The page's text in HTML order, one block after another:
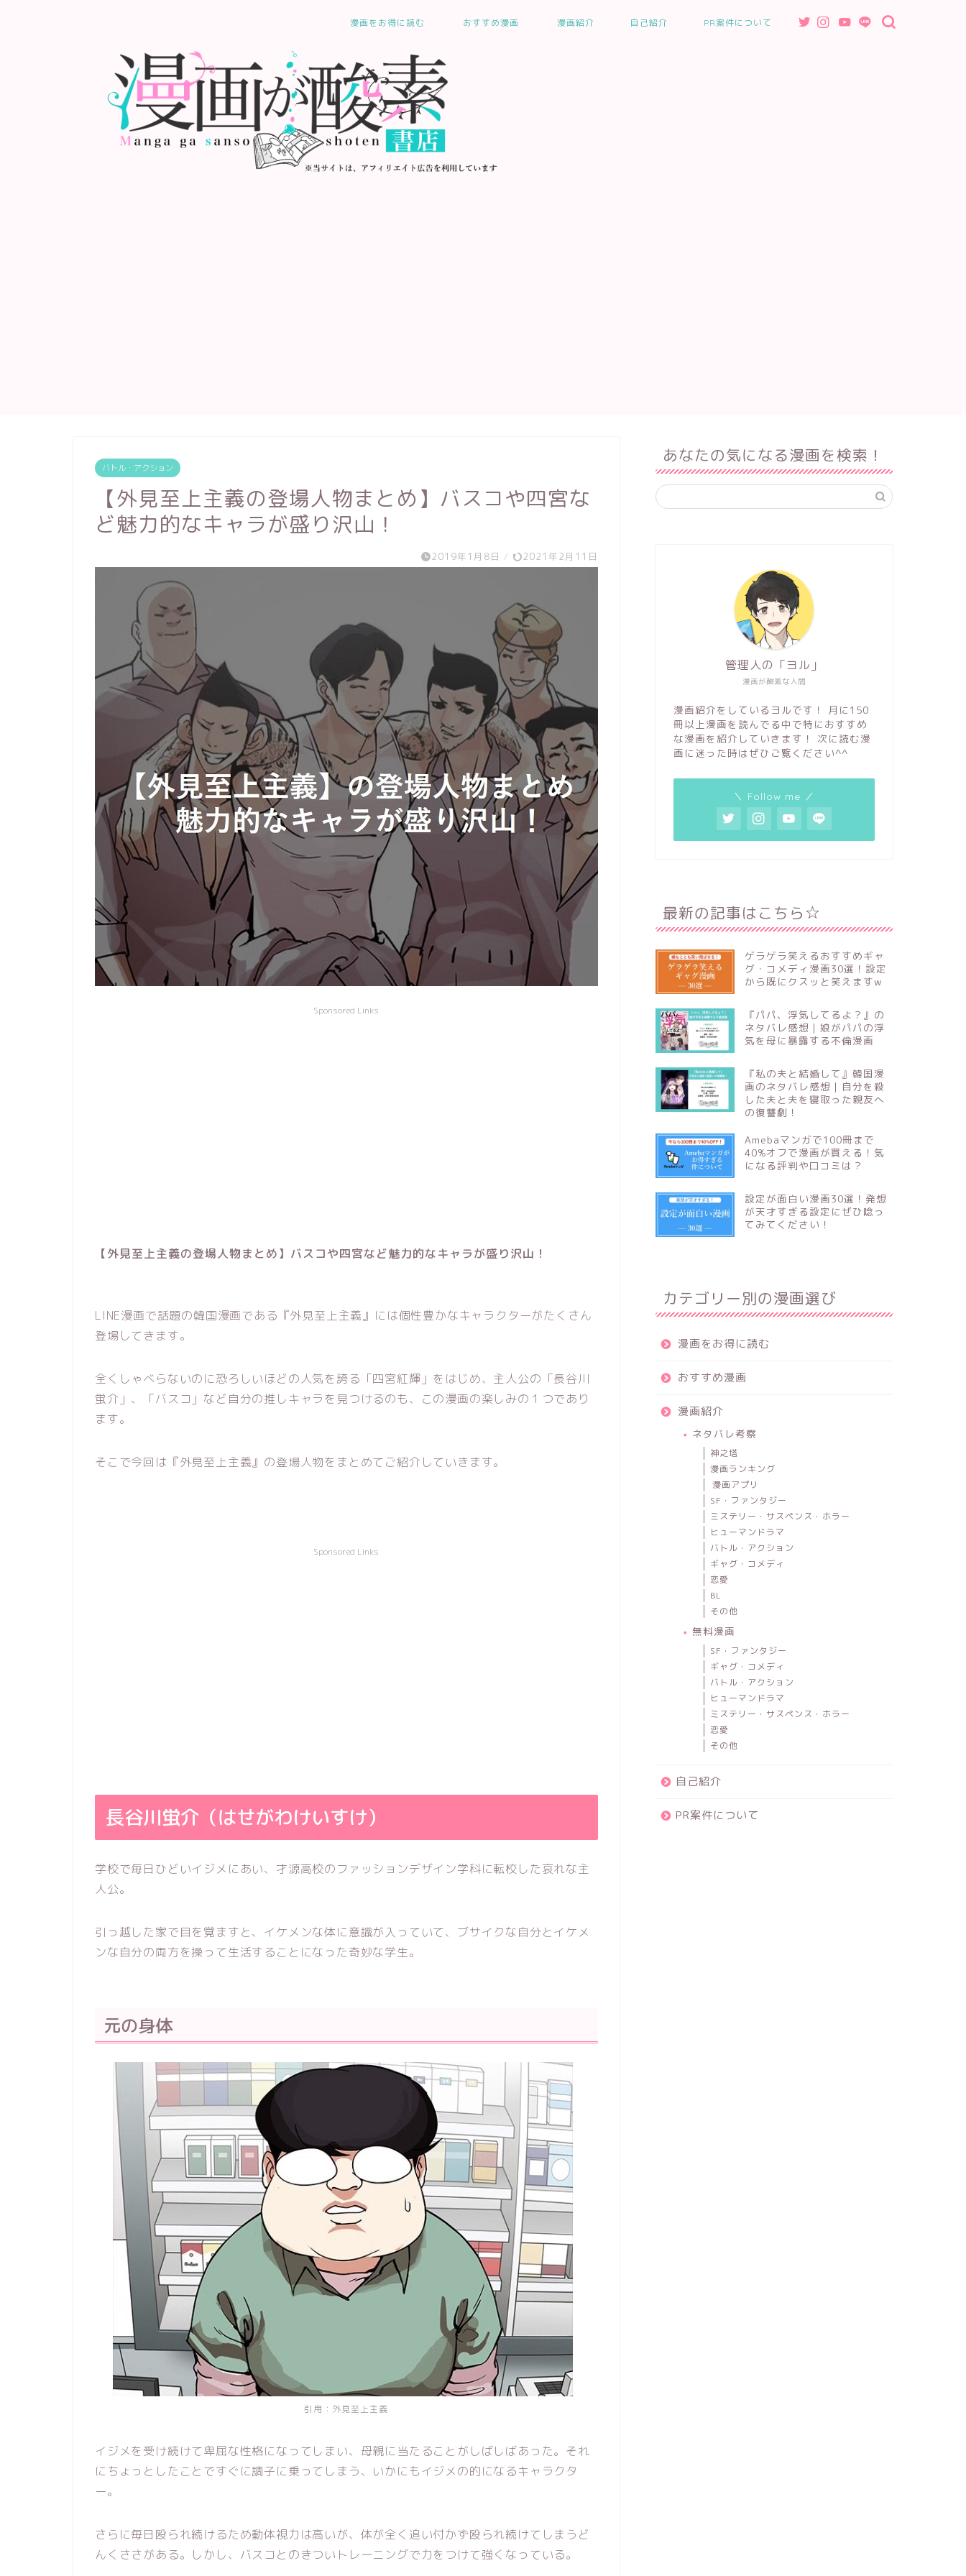
漫画をお得に読む おすすめ漫画 漫画紹介 自己紹介 PR案件について
バトル・アクション
【外見至上主義の登場人物まとめ】バスコや四宮な
ど魅力的なキャラが盛り沢山！
2019年1月8日 / 2021年2月11日
Sponsored Links
【外見至上主義の登場人物まとめ】バスコや四宮など魅力的なキャラが盛り沢山！
LINE漫画で話題の韓国漫画である『外見至上主義』には個性豊かなキャラクターがたくさん
登場してきます。
全くしゃべらないのに恐ろしいほどの人気を誇る「四宮紅輝」をはじめ、主人公の「長谷川
蛍介」、「バスコ」など自分の推しキャラを見つけるのも、この漫画の楽しみの１つであり
ます。
そこで今回は『外見至上主義』の登場人物をまとめてご紹介していきます。
Sponsored Links
長谷川蛍介（はせがわけいすけ）
学校で毎日ひどいイジメにあい、才源高校のファッションデザイン学科に転校した哀れな主
人公。
引っ越した家で目を覚ますと、イケメンな体に意識が入っていて、ブサイクな自分とイケメ
ンな自分の両方を操って生活することになった奇妙な学生。
元の身体
引用：外見至上主義
イジメを受け続けて卑屈な性格になってしまい、母親に当たることがしばしばあった。それ
にちょっとしたことですぐに調子に乗ってしまう、いかにもイジメの的になるキャラクタ
ー。
さらに毎日殴られ続けるため動体視力は高いが、体が全く追い付かず殴られ続けてしまうど
んくささがある。しかし、バスコとのきついトレーニングで力をつけて強くなっている。
あなたの気になる漫画を検索！
漫画が酸素な人間
管理人の「ヨル」
漫画紹介をしているヨルです！ 月に150
冊以上漫画を読んでる中で特におすすめ
な漫画を紹介していきます！ 次に読む漫
画に迷った時はぜひご覧ください^^
＼ Follow me ／
最新の記事はこちら☆
ゲラゲラ笑えるおすすめギャ
グ・コメディ漫画30選！設定
から既にクスッと笑えますw
『パパ、浮気してるよ？』の
ネタバレ感想｜娘がパパの浮
気を母に暴露する不倫漫画
『私の夫と結婚して』韓国漫
画のネタバレ感想｜自分を殺
した夫と夫を寝取った親友へ
の復讐劇！
Amebaマンガで100冊まで
40%オフで漫画が買える！気
になる評判や口コミは？
設定が面白い漫画30選！発想
が天才すぎる設定にぜひ唸っ
てみてください！
カテゴリー別の漫画選び
漫画をお得に読む
おすすめ漫画
漫画紹介
ネタバレ考察
神之塔
漫画ランキング
漫画アプリ
SF・ファンタジー
ミステリー・サスペンス・ホラー
ヒューマンドラマ
バトル・アクション
ギャグ・コメディ
恋愛
BL
その他
無料漫画
SF・ファンタジー
ギャグ・コメディ
バトル・アクション
ヒューマンドラマ
ミステリー・サスペンス・ホラー
恋愛
その他
自己紹介
PR案件について